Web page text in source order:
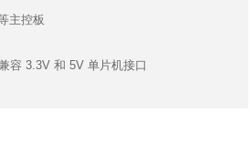
主控板
容 3.3V 和 5V 单片机接口